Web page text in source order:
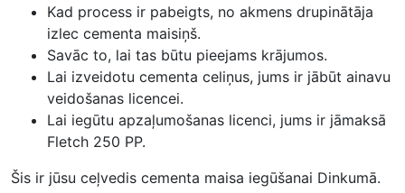
Kad process ir pabeigts, no akmens drupinātāja
izlec cementa maisiņš.
Savāc to, lai tas būtu pieejams krājumos.
Lai izveidotu cementa celiņus, jums ir jābūt ainavu
veidošanas licencei.
Lai iegūtu apzaļumošanas licenci, jums ir jāmaksā
Fletch 250 PP.
Šis ir jūsu ceļvedis cementa maisa iegūšanai Dinkumā.